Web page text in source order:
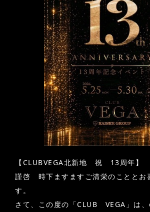
【CLUBVEGA北新地 祝 13周年】
謹啓 時下ますますご清栄のこととお
す。
さて、この度の「CLUB VEGA」は